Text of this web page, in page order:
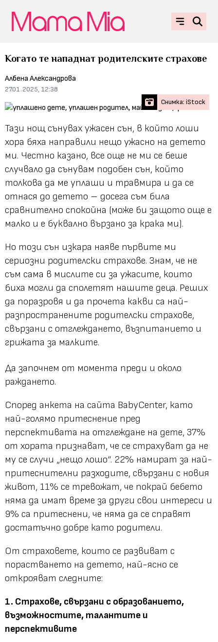
Когато те нападнат родителските страхове
Aлбена Александрова
27.01.2025, 12:38
Снимка: iStock
Тази нощ сънувах ужасен сън, в който лоши
хора бяха направили нещо ужасно на детето
ми. Честно казано, все още не ми се беше
случвало да сънувам подобен сън, който
толкова да ме уплаши и травмира и да се
отнася до детето – досега съм била
сравнително спокойна (може би защото още е
малко и е буквално вързано за крака ми).
Но този сън изкара наяве първите ми
сериозни родителски страхове. Знам, че не
съм сама в мислите си за ужасите, които
биха могли да сполетят нашите деца. Реших
да поразровя и да прочета какви са най-
разпространените родителски страхове,
свързани с отглеждането, възпитанието и
грижата за малките.
Да започнем от момента преди и около
раждането.
Според анкета на сайта BabyCenter, като
най-голямо притеснение пред
перспективата на отглеждане на дете, 37%
от хората признават, че се страхуват да не
му се случи „нещо лошо“. 22% намират за най-
притеснителни разходите, свързани с новия
живот, 11% се тревожат, че покрай бебето
няма да имат време за други свои интереси и
9% са притеснени, че няма да се справят
достатъчно добре като родители.
От страховете, които се развиват с
порастването на детето, най-ясно се
открояват следните:
1. Страхове, свързани с образованието,
възможностите, талантите и
перспективите